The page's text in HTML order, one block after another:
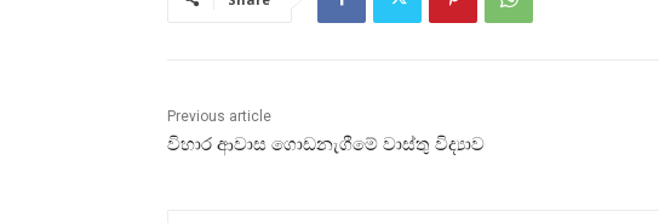
Previous article
විහාර ආවාස ගොඩනැගීමේ වාස්‌තු විද්‍යාව